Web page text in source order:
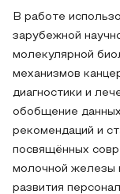
В работе
зарубежной
молекулярной
механизмов
диагностики и
обобщение данных
рекомендаций и
посвящённых
молочной железы
развития